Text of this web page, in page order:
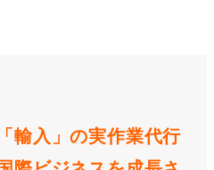
輸入」の実作業代行